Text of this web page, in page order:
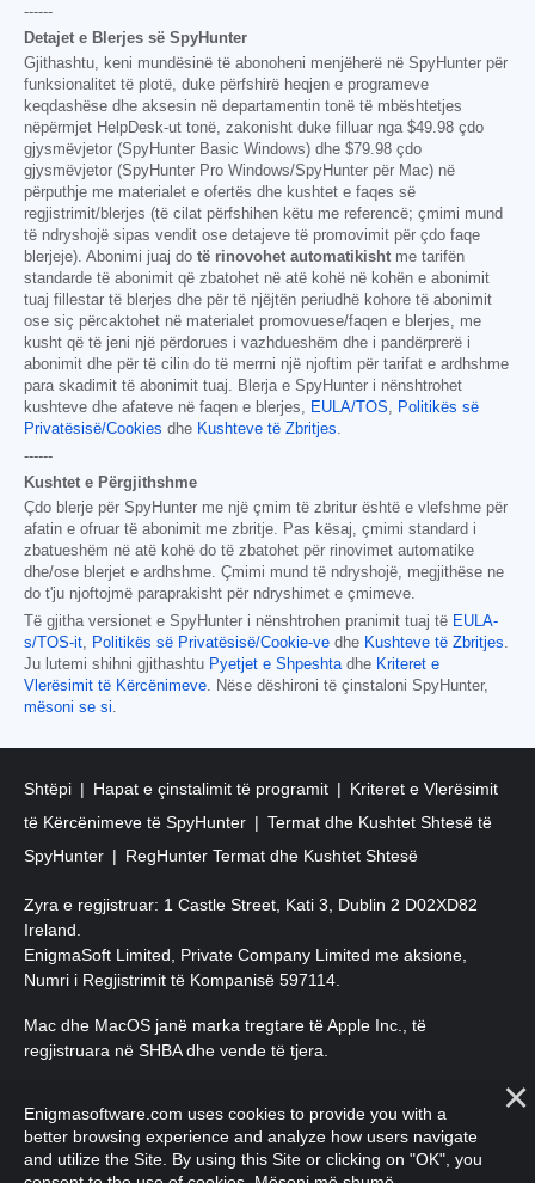
------
Detajet e Blerjes së SpyHunter
Gjithashtu, keni mundësinë të abonoheni menjëherë në SpyHunter për
funksionalitet të plotë, duke përfshirë heqjen e programeve
keqdashëse dhe aksesin në departamentin tonë të mbështetjes
nëpërmjet HelpDesk-ut tonë, zakonisht duke filluar nga $49.98 çdo
gjysmëvjetor (SpyHunter Basic Windows) dhe $79.98 çdo
gjysmëvjetor (SpyHunter Pro Windows/SpyHunter për Mac) në
përputhje me materialet e ofertës dhe kushtet e faqes së
regjistrimit/blerjes (të cilat përfshihen këtu me referencë; çmimi mund
të ndryshojë sipas vendit ose detajeve të promovimit për çdo faqe
blerjeje). Abonimi juaj do të rinovohet automatikisht me tarifën
standarde të abonimit që zbatohet në atë kohë në kohën e abonimit
tuaj fillestar të blerjes dhe për të njëjtën periudhë kohore të abonimit
ose siç përcaktohet në materialet promovuese/faqen e blerjes, me
kusht që të jeni një përdorues i vazhdueshëm dhe i pandërprerë i
abonimit dhe për të cilin do të merrni një njoftim për tarifat e ardhshme
para skadimit të abonimit tuaj. Blerja e SpyHunter i nënshtrohet
kushteve dhe afateve në faqen e blerjes, EULA/TOS, Politikës së
Privatësisë/Cookies dhe Kushteve të Zbritjes.
------
Kushtet e Përgjithshme
Çdo blerje për SpyHunter me një çmim të zbritur është e vlefshme për
afatin e ofruar të abonimit me zbritje. Pas kësaj, çmimi standard i
zbatueshëm në atë kohë do të zbatohet për rinovimet automatike
dhe/ose blerjet e ardhshme. Çmimi mund të ndryshojë, megjithëse ne
do t'ju njoftojmë paraprakisht për ndryshimet e çmimeve.
Të gjitha versionet e SpyHunter i nënshtrohen pranimit tuaj të EULA-
s/TOS-it, Politikës së Privatësisë/Cookie-ve dhe Kushteve të Zbritjes.
Ju lutemi shihni gjithashtu Pyetjet e Shpeshtadhe Kriteret e
Vlerësimit të Kërcënimeve. Nëse dëshironi të çinstaloni SpyHunter,
mësoni se si.
Shtëpi Hapat e çinstalimit të programit
Kriteret e Vlerësimit
të Kërcënimeve të SpyHunter
Termat dhe Kushtet Shtesë të
SpyHunter
RegHunter Termat dhe Kushtet Shtesë
Zyra e regjistruar: 1 Castle Street, Kati 3, Dublin 2 D02XD82
Ireland.
EnigmaSoft Limited, Private Company Limited me aksione,
Numri i Regjistrimit të Kompanisë 597114.
Mac dhe MacOS janë marka tregtare të Apple Inc., të
regjistruara në SHBA dhe vende të tjera.
. EnigmaSoft Ltd. Të gjitha të drejtat
e rezervuara.
Enigmasoftware.com uses cookies to provide you with a
better browsing experience and analyze how users navigate
and utilize the Site. By using this Site or clicking on "OK", you